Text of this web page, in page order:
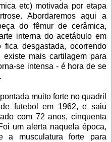
etc) motivada por etapa
Abordaremos aqui a
do fêmur de cerâmica,
interna do acetábulo em
desgastada, ocorrendo
mais cartilagem para
se intensa - é hora de se
muito forte no quadril
futebol em 1962, e saiu
com 72 anos, cinquenta
um alerta naquela época,
a musculatura forte para